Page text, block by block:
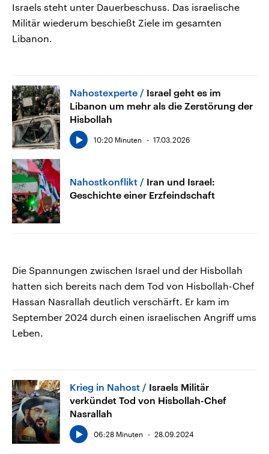
Israels steht unter Dauerbeschuss. Das israelische
Militär wiederum beschießt Ziele im gesamten
Libanon.
Nahostexperte
Israel geht es im
Libanon um mehr als die Zerstörung der
Hisbollah
10:20 Minuten 17.03.2026
Nahostkonflikt
Iran und Israel:
Geschichte einer Erzfeindschaft
Die Spannungen zwischen Israel und der Hisbollah
hatten sich bereits nach dem Tod von Hisbollah-Chef
Hassan Nasrallah deutlich verschärft. Er kam im
September 2024 durch einen israelischen Angriff ums
Leben.
Krieg in Nahost
Israels Militär
verkündet Tod von Hisbollah-Chef
Nasrallah
06:28 Minuten 28.09.2024